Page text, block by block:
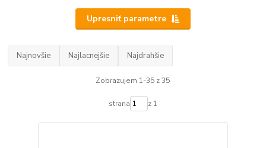
Upresniť parametre
Najnovšie Najlacnejšie Najdrahšie
Zobrazujem 1-35 z 35
strana z 1